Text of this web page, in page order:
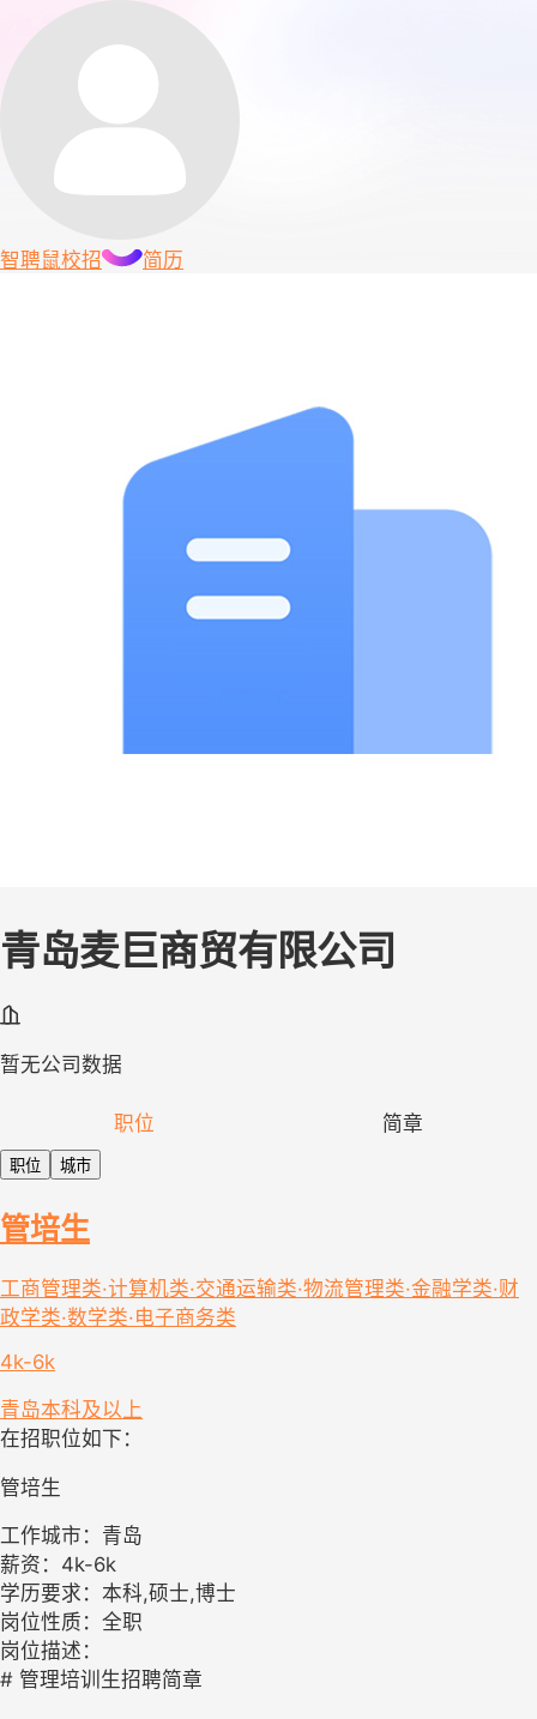
智聘鼠校招 简历
青岛麦巨商贸有限公司
暂无公司数据
职位 简章
职位 城市
管培生
工商管理类·计算机类·交通运输类·物流管理类·金融学类·财
政学类·数学类·电子商务类
4k-6k
青岛本科及以上
在招职位如下：
管培生
工作城市：青岛
薪资：4k-6k
学历要求：本科,硕士,博士
岗位性质：全职
岗位描述：
# 管理培训生招聘简章